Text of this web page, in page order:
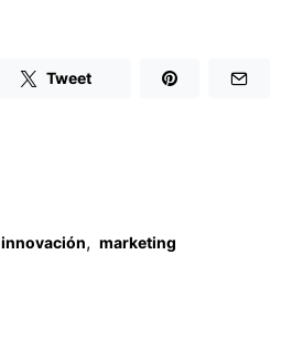
Tweet
innovación, marketing